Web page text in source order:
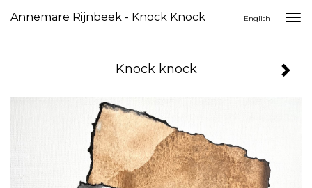
Annemare Rijnbeek - Knock Knock English
Knock knock